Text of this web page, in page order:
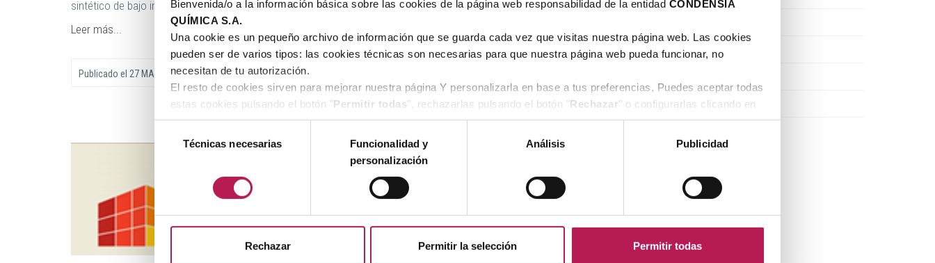
Bienvenida/o a la información básica sobre las cookies de la página web responsabilidad de la entidad CONDENSIA
QUÍMICA S.A.
Una cookie es un pequeño archivo de información que se guarda cada vez que visitas nuestra página web. Las cookies
pueden ser de varios tipos: las cookies técnicas son necesarias para que nuestra página web pueda funcionar, no
necesitan de tu autorización.
El resto de cookies sirven para mejorar nuestra página Y personalizarla en base a tus preferencias, Puedes aceptar todas
estas cookies pulsando el botón " Permitir todas", rechazarlas pulsando el botón " Rechazar" o configurarlas clicando en
el apartado "Detalles".
Si quieres más información, consulta la
Política de cookies de nuestra página web.
de
Técnicas necesarias
Funcionalidad y
personalización
Análisis Publicidad
Rechazar Permitir la selección Permitir todas
sintético de bajo impacto medioambiental.
Leer más...
Publicado el 27 MAR, 2023
Septiempre 2013
Enero 2013